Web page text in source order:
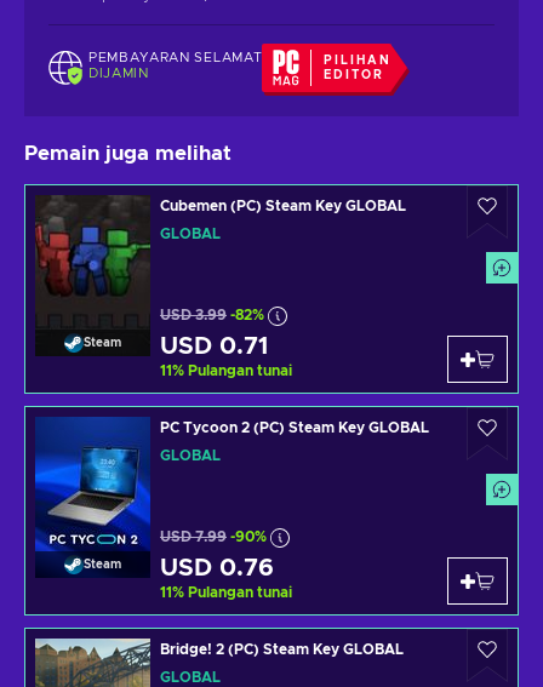
PEMBAYARAN SELAMAT
DIJAMIN
PILIHAN
EDITOR
Pemain juga melihat
Steam
Cubemen (PC) Steam Key GLOBAL
GLOBAL
USD 3.99 -82%
USD 0.71
11% Pulangan tunai
Steam
PC Tycoon 2 (PC) Steam Key GLOBAL
GLOBAL
USD 7.99 -90%
USD 0.76
11% Pulangan tunai
Bridge! 2 (PC) Steam Key GLOBAL
GLOBAL